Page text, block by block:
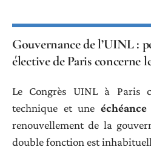
Gouvernance de l’UINL :
élective de Paris concerne
Le Congrès UINL à Paris
technique et une
renouvellement de la
double fonction est